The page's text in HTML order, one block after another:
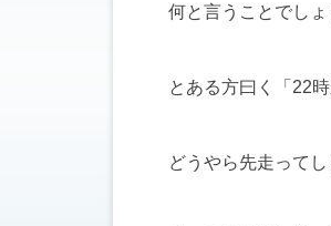
何と言うことでし
とある方曰く「22
どうやら先走って